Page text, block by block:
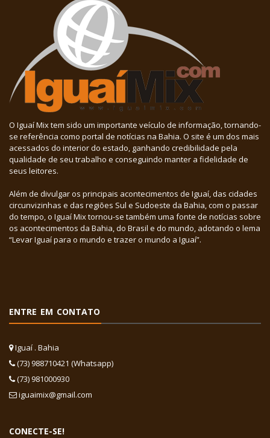
O Iguaí Mix tem sido um importante veículo de informação, tornando-
se referência como portal de notícias na Bahia. O site é um dos mais
acessados do interior do estado, ganhando credibilidade pela
qualidade de seu trabalho e conseguindo manter a fidelidade de
seus leitores.
Além de divulgar os principais acontecimentos de Iguaí, das cidades
circunvizinhas e das regiões Sul e Sudoeste da Bahia, com o passar
do tempo, o Iguaí Mix tornou-se também uma fonte de notícias sobre
os acontecimentos da Bahia, do Brasil e do mundo, adotando o lema
“Levar Iguaí para o mundo e trazer o mundo a Iguaí”.
ENTRE EM CONTATO
Iguaí . Bahia
(73) 988710421 (Whatsapp)
(73) 981000930
iguaimix@gmail.com
CONECTE-SE!